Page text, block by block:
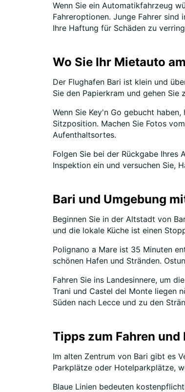
Wenn Sie ein Automatikfahrzeug
Fahreroptionen. Junge Fahrer sind
Ihre Haftung für Schäden zu
Wo Sie Ihr Mietauto
Der Flughafen Bari ist klein und
Sie den Papierkram und gehen Sie
Wenn Sie Key'n Go gebucht
Sitzposition. Machen Sie Fotos
Aufenthaltsortes.
Folgen Sie bei der Rückgabe Ihres
Inspektion ein und versuchen Sie,
Bari und Umgebung
Beginnen Sie in der Altstadt von
und die lokale Küche ist einen
Polignano a Mare ist 35 Minuten
schönen Hafen und Stränden.
Fahren Sie ins Landesinnere, um
Trani und Castel del Monte liegen
Süden nach Lecce und zu den
Tipps zum Fahren und
Im alten Zentrum von Bari gibt es
Parkplätze oder Hotelparkplätze,
Blaue Linien bedeuten